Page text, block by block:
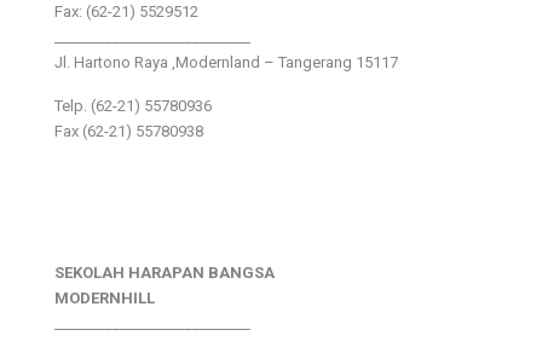
Fax: (62-21) 5529512
Jl. Hartono Raya ,Modernland – Tangerang 15117
Telp. (62-21) 55780936
Fax (62-21) 55780938
SEKOLAH HARAPAN BANGSA
MODERNHILL